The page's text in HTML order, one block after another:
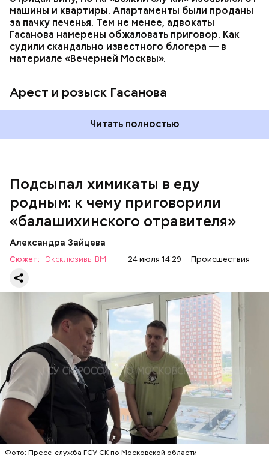
машины и квартиры. Апартаменты были проданы
за пачку печенья. Тем не менее, адвокаты
Гасанова намерены обжаловать приговор. Как
судили скандально известного блогера — в
материале «Вечерней Москвы».
Арест и розыск Гасанова
Читать полностью
Подсыпал химикаты в еду
родным: к чему приговорили
«балашихинского отравителя»
Александра Зайцева
Сюжет: Эксклюзивы ВМ 24 июля 14:29 Происшествия
Фото: Пресс-служба ГСУ СК по Московской области
Все началось в июне, когда двое супругов
обратились в местную больницу с жалобами на
плохое самочувствие. Врачи не смогли поставить
им точный диагноз, после чего анализы
потерпевших направили на экспертизу. В них
специалисты обнаружили сильнодействующий
химикат дихлорэтан, который не мог попасть в
организм супругов случайно. То же самое вещество
нашли в еде, изъятой из квартиры пострадавших.
Play
Video
Видео: пресс-служба ГСУ СК по Московской области
Началось расследование. В квартире потерпевших
Также отравленную пищу ела его младшая сестра.
уже травил других людей.
ОТРАВЛЕНИЯ БАЛАШИХА
РОДИТЕЛИ
СЛЕДСТВЕННЫЙ КОМИТЕТ
ЭКСПЕРТИЗЫ